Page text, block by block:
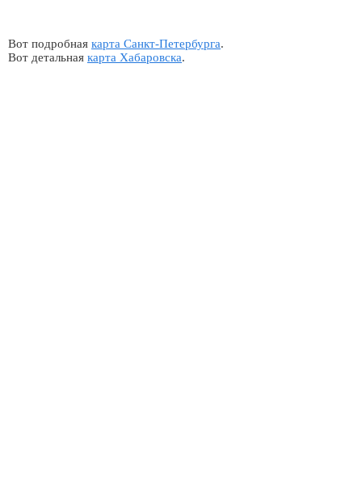
Вот подробная карта Санкт-Петербурга.
Вот детальная карта Хабаровска.